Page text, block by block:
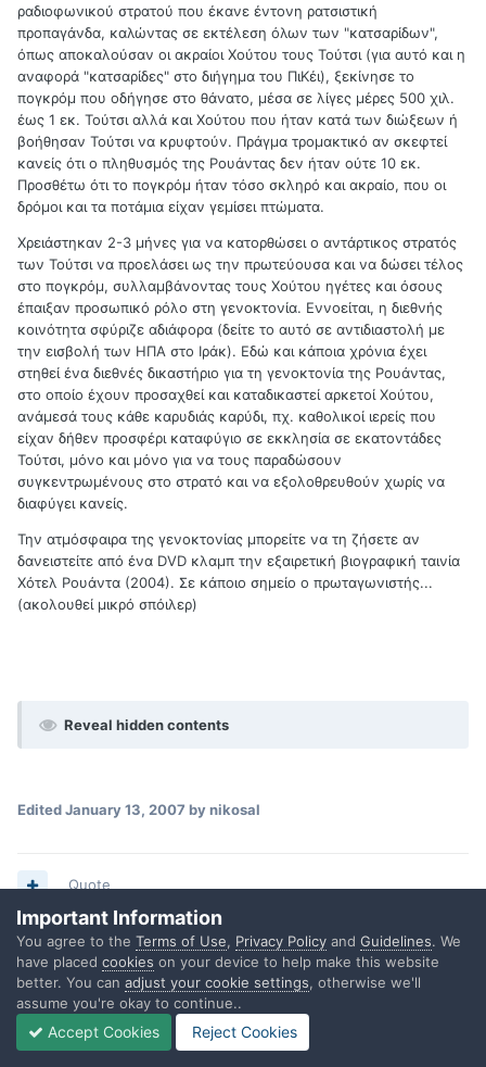
ραδιοφωνικού στρατού που έκανε έντονη ρατσιστική
προπαγάνδα, καλώντας σε εκτέλεση όλων των "κατσαρίδων",
όπως αποκαλούσαν οι ακραίοι Χούτου τους Τούτσι (για αυτό και η
αναφορά "κατσαρίδες" στο διήγημα του ΠιΚέι), ξεκίνησε το
πογκρόμ που οδήγησε στο θάνατο, μέσα σε λίγες μέρες 500 χιλ.
έως 1 εκ. Τούτσι αλλά και Χούτου που ήταν κατά των διώξεων ή
βοήθησαν Τούτσι να κρυφτούν. Πράγμα τρομακτικό αν σκεφτεί
κανείς ότι ο πληθυσμός της Ρουάντας δεν ήταν ούτε 10 εκ.
Προσθέτω ότι το πογκρόμ ήταν τόσο σκληρό και ακραίο, που οι
δρόμοι και τα ποτάμια είχαν γεμίσει πτώματα.
Χρειάστηκαν 2-3 μήνες για να κατορθώσει ο αντάρτικος στρατός
των Τούτσι να προελάσει ως την πρωτεύουσα και να δώσει τέλος
στο πογκρόμ, συλλαμβάνοντας τους Χούτου ηγέτες και όσους
έπαιξαν προσωπικό ρόλο στη γενοκτονία. Εννοείται, η διεθνής
κοινότητα σφύριζε αδιάφορα (δείτε το αυτό σε αντιδιαστολή με
την εισβολή των ΗΠΑ στο Ιράκ). Εδώ και κάποια χρόνια έχει
στηθεί ένα διεθνές δικαστήριο για τη γενοκτονία της Ρουάντας,
στο οποίο έχουν προσαχθεί και καταδικαστεί αρκετοί Χούτου,
ανάμεσά τους κάθε καρυδιάς καρύδι, πχ. καθολικοί ιερείς που
είχαν δήθεν προσφέρι καταφύγιο σε εκκλησία σε εκατοντάδες
Τούτσι, μόνο και μόνο για να τους παραδώσουν
συγκεντρωμένους στο στρατό και να εξολοθρευθούν χωρίς να
διαφύγει κανείς.
Την ατμόσφαιρα της γενοκτονίας μπορείτε να τη ζήσετε αν
δανειστείτε από ένα DVD κλαμπ την εξαιρετική βιογραφική ταινία
Χότελ Ρουάντα (2004). Σε κάποιο σημείο ο πρωταγωνιστής...
(ακολουθεί μικρό σπόιλερ)
Reveal hidden contents
EditedJanuary 13, 2007 by nikosal
Quote
trillian
PostedJanuary 13, 2007
Χμμ πάνω κάτω αυτά τα ήξερα, οπότε τελικά δεν χάνω κάτι; Με
Important Information
You agree to the Terms of Use, Privacy Policy and Guidelines. We
have placed cookies on your device to help make this website
better. You can adjust your cookie settings, otherwise we'll
assume you're okay to continue..
Accept Cookies Reject Cookies